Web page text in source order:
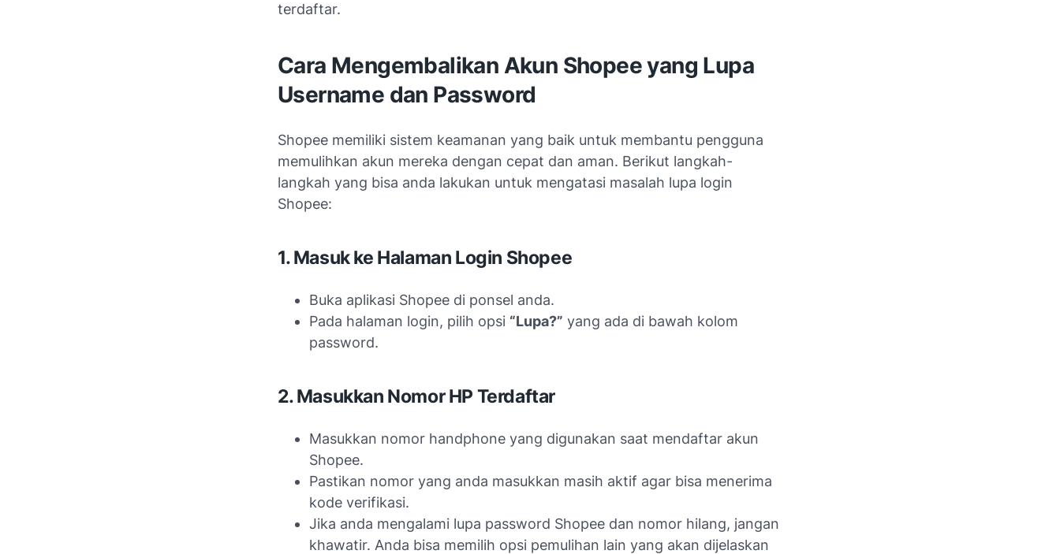
terdaftar.
Cara Mengembalikan Akun Shopee yang Lupa
Username dan Password
Shopee memiliki sistem keamanan yang baik untuk membantu pengguna
memulihkan akun mereka dengan cepat dan aman. Berikut langkah-
langkah yang bisa anda lakukan untuk mengatasi masalah lupa login
Shopee:
1. Masuk ke Halaman Login Shopee
Buka aplikasi Shopee di ponsel anda.
Pada halaman login, pilih opsi “Lupa?” yang ada di bawah kolom
password.
2. Masukkan Nomor HP Terdaftar
Masukkan nomor handphone yang digunakan saat mendaftar akun
Shopee.
Pastikan nomor yang anda masukkan masih aktif agar bisa menerima
kode verifikasi.
Jika anda mengalami lupa password Shopee dan nomor hilang, jangan
khawatir. Anda bisa memilih opsi pemulihan lain yang akan dijelaskan